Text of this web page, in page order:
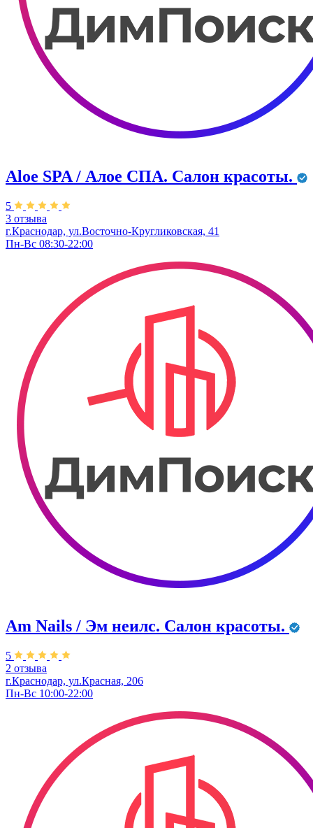
Aloe SPA / Алое СПА. Салон красоты.
5
3 отзыва
г.Краснодар, ул.Восточно-Кругликовская, 41
Пн-Вс 08:30-22:00
Am Nails / Эм неилс. Салон красоты.
5
2 отзыва
г.Краснодар, ул.Красная, 206
Пн-Вс 10:00-22:00